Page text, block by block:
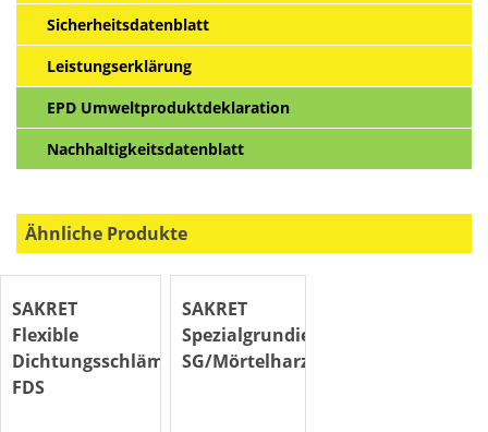
Sicherheitsdatenblatt
Leistungserklärung
EPD Umweltproduktdeklaration
Nachhaltigkeitsdatenblatt
Ähnliche Produkte
SAKRET
Flexible
Dichtungsschlämme
FDS
SAKRET
Spezialgrundierung
SG/Mörtelharz